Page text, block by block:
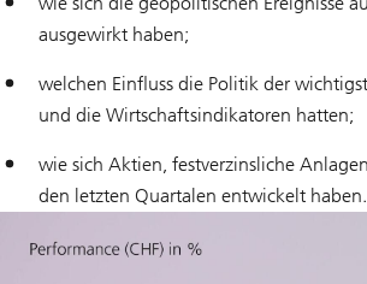
ausgewirkt haben;
welchen Einfluss die Politik der
und die Wirtschaftsindikatoren hatten;
wie sich Aktien, festverzinsliche
den letzten Quartalen entwickelt haben.